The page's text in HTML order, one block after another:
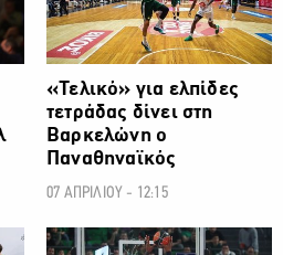
«Τελικό» για ελπίδες
τετράδας δίνει στη
Βαρκελώνη ο
Παναθηναϊκός
07 ΑΠΡΙΛΙΟΥ - 12:15
ΜΠΑΣΚΕΤ